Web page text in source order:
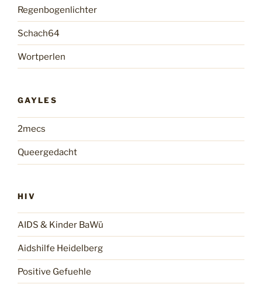
Regenbogenlichter
Schach64
Wortperlen
GAYLES
2mecs
Queergedacht
HIV
AIDS & Kinder BaWü
Aidshilfe Heidelberg
Positive Gefuehle